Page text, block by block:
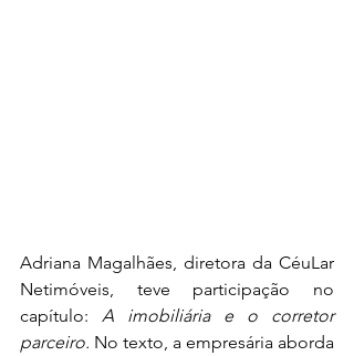
Adriana Magalhães, diretora da CéuLar
Netimóveis, teve participação no
capítulo: A imobiliária e o corretor
parceiro. No texto, a empresária aborda